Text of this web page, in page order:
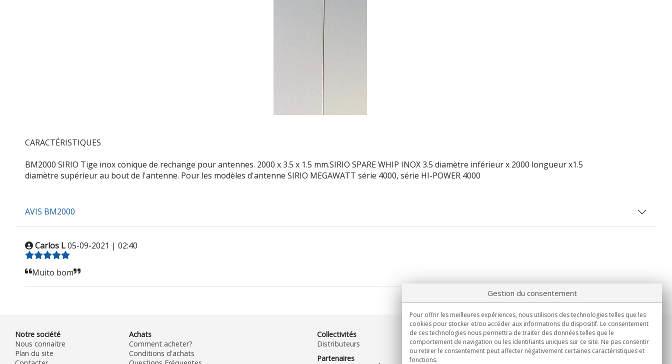
CARACTÉRISTIQUES
BM2000 SIRIO Tige inox conique de rechange pour antennes. 2000 x 3.5 x 1.5 mm.SIRIO SPARE WHIP INOX 3.5 diamètre inférieur x 2000 longueur x1.5
diamètre supérieur au bout de l'antenne. Pour les modèles d'antenne SIRIO MEGAWATT série 4000, série HI-POWER 4000
AVIS BM2000
Carlos L05-09-2021 | 02:40
Muito bom
Notre société
Nous connaitre
Plan du site
Achats
Comment acheter?
Conditions d'achats
Collectivités
Distributeurs
Partenaires
Informations
Lun.-Ven. 9h00 - 15h00.
Livraison en
Gestion du consentement
Pour offrir les meilleures expériences, nous utilisons des technologies telles que les
cookies pour stocker et/ou accéder aux informations du dispositif. Le consentement
de ces technologies nous permettra de traiter des données telles que le
comportement de navigation ou les identifiants uniques sur ce site. Ne pas consentir
ou retirer le consentement peut affecter négativement certaines caractéristiques et
fonctions.